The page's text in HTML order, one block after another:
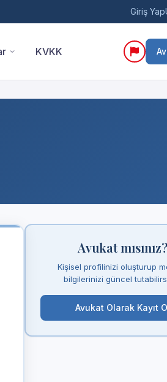
Giriş Yap
KVKK
Avukat mısınız?
Kişisel profilinizi oluşturup
bilgilerinizi güncel
Avukat Olarak Kayıt